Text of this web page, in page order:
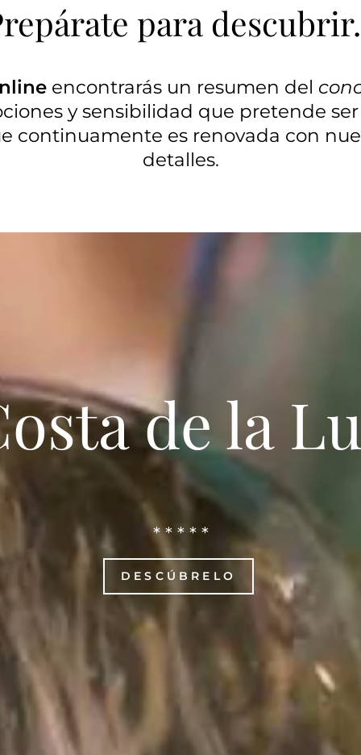
para
encontrarás un resumen del
y sensibilidad que pretende
continuamente es renovada con
detalles.
de la
* * * * *
DESCÚBRELO